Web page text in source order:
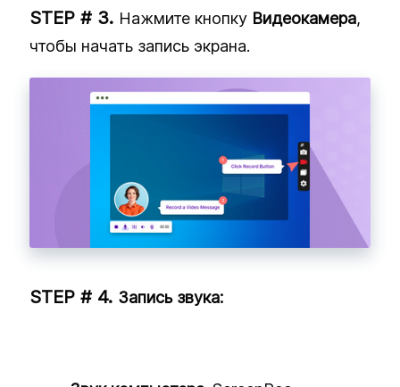
Нажмите кнопку Видеокамера,
чтобы начать запись экрана.
Запись звука: